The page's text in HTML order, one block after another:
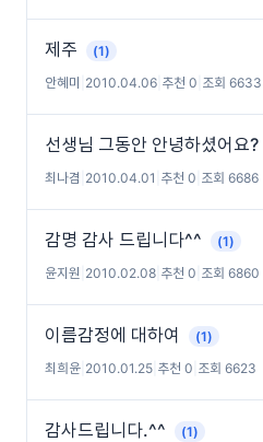
제주
(1)
안혜미
2010.04.06 추천 0 조회 6633
선생님 그동안 안녕하셨어요?
최나겸 2010.04.01 추천 0 조회 6686
감명 감사 드립니다^^
(1)
윤지원 2010.02.08 추천 0 조회 6860
이름감정에 대하여
(1)
최희윤 2010.01.25 추천 0 조회 6623
감사드립니다.^^
(1)